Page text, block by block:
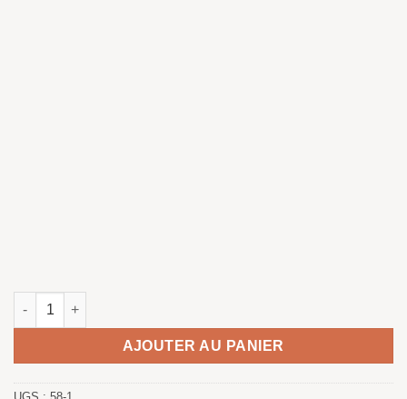
quantité de Abubillas - Le cadeau de mariage
AJOUTER AU PANIER